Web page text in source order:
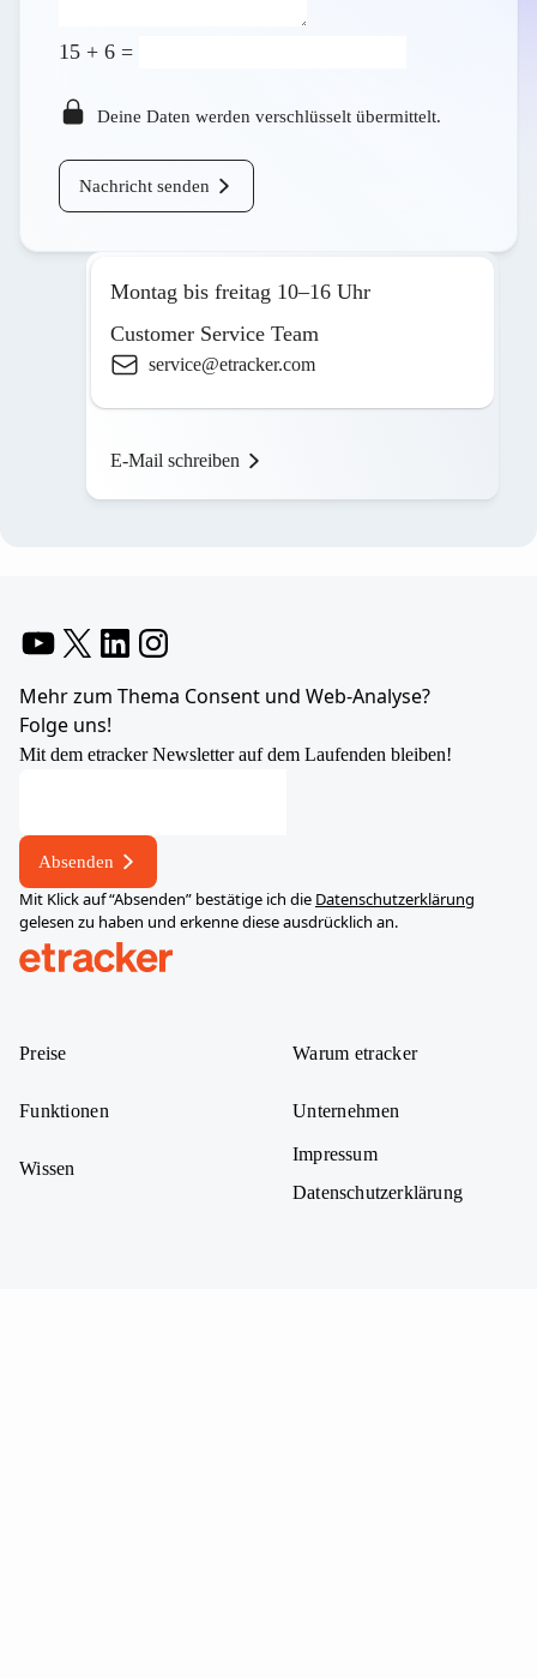
15 + 6 =
Deine Daten werden verschlüsselt übermittelt.
Nachricht senden
Montag bis freitag 10–16 Uhr
Customer Service Team
service@etracker.com
E-Mail schreiben
Mehr zum Thema Consent und Web-Analyse?
Folge uns!
Mit dem etracker Newsletter auf dem Laufenden bleiben!
Absenden
Mit Klick auf “Absenden” bestätige ich die Datenschutzerklärung
gelesen zu haben und erkenne diese ausdrücklich an.
Preise
Funktionen
Wissen
Warum etracker
Unternehmen
Impressum
Datenschutzerklärung